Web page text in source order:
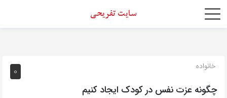
اشتراک
از
0 خانواده
چگونه عزت نفس در کودک ایجاد کنیم